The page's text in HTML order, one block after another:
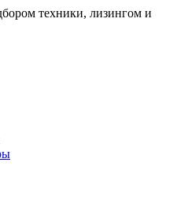
техники, лизингом и